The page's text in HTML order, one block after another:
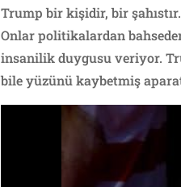
Trump bir kişidir, bir
Onlar politikalardan
insanilik duygusu veriyor.
bile yüzünü kaybetmiş